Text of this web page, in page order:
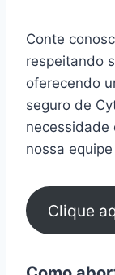
Conte
respeitando
oferecendo
seguro de
necessidade
nossa
Clique